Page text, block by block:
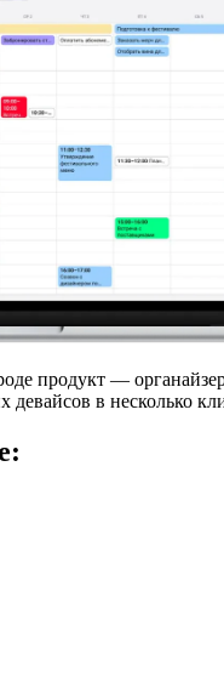
продукт —
в несколько